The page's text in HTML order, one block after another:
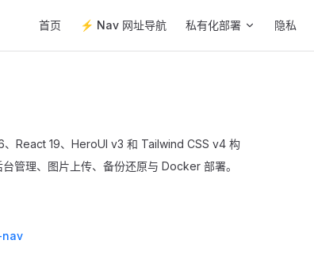
首页
⚡️ Nav 网址导航 私有化部署 隐私
React 19、HeroUI v3 和 Tailwind CSS v4 构
管理、图片上传、备份还原与 Docker 部署。